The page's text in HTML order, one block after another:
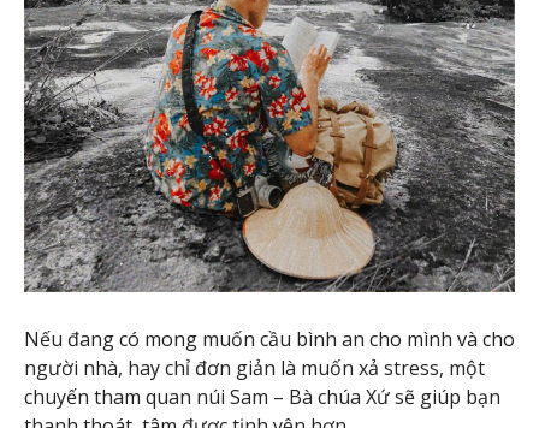
Nếu đang có mong muốn cầu bình an cho mình và cho
người nhà, hay chỉ đơn giản là muốn xả stress, một
chuyến tham quan núi Sam – Bà chúa Xứ sẽ giúp bạn